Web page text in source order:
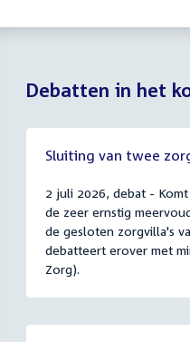
Debatten in het
Sluiting van twee
2 juli 2026, debat -
de zeer ernstig
de gesloten zorgvilla's
debatteert erover met
Zorg).